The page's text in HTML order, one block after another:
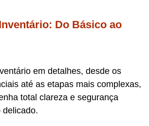
Do Básico ao
em detalhes, desde os
até as etapas mais complexas,
total clareza e segurança
delicado.